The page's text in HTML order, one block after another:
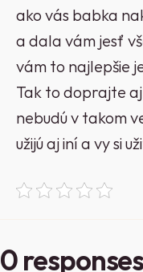
ako vás babka
a dala vám jesť
vám to najlepšie
Tak to doprajte
nebudú v takom
užijú aj iní a vy si
0